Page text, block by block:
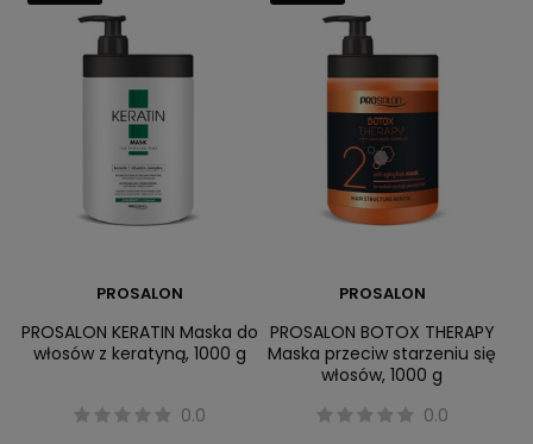
PROSALON
PROSALON KERATIN Maska do
włosów z keratyną, 1000 g
0.0
PROSALON
PROSALON BOTOX THERAPY
Maska przeciw starzeniu się
włosów, 1000 g
0.0